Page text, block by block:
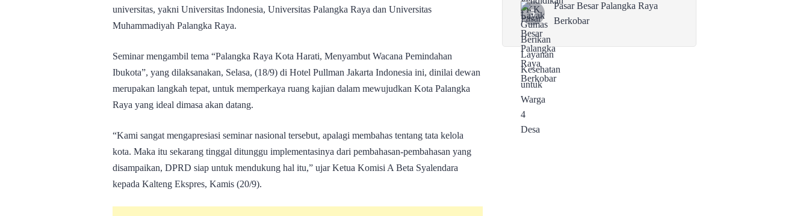
universitas, yakni Universitas Indonesia, Universitas Palangka Raya dan Universitas
Muhammadiyah Palangka Raya.
Seminar mengambil tema “Palangka Raya Kota Harati, Menyambut Wacana Pemindahan
Ibukota”, yang dilaksanakan, Selasa, (18/9) di Hotel Pullman Jakarta Indonesia ini, dinilai dewan
merupakan langkah tepat, untuk memperkaya ruang kajian dalam mewujudkan Kota Palangka
Raya yang ideal dimasa akan datang.
“Kami sangat mengapresiasi seminar nasional tersebut, apalagi membahas tentang tata kelola
kota. Maka itu sekarang tinggal ditunggu implementasinya dari pembahasan-pembahasan yang
disampaikan, DPRD siap untuk mendukung hal itu,” ujar Ketua Komisi A Beta Syalendara
kepada Kalteng Ekspres, Kamis (20/9).
Pasar Besar Palangka Raya
Berkobar